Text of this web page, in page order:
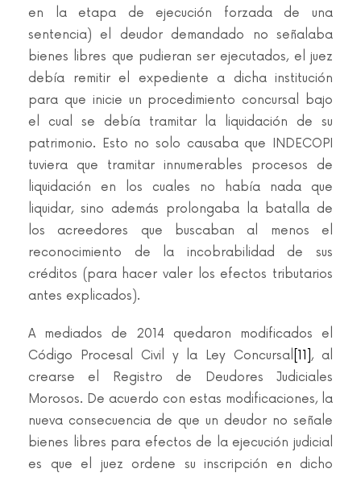
en la etapa de ejecución forzada de una
sentencia) el deudor demandado no señalaba
bienes libres que pudieran ser ejecutados, el juez
debía remitir el expediente a dicha institución
para que inicie un procedimiento concursal bajo
el cual se debía tramitar la liquidación de su
patrimonio. Esto no solo causaba que INDECOPI
tuviera que tramitar innumerables procesos de
liquidación en los cuales no había nada que
liquidar, sino además prolongaba la batalla de
los acreedores que buscaban al menos el
reconocimiento de la incobrabilidad de sus
créditos (para hacer valer los efectos tributarios
antes explicados).
A mediados de 2014 quedaron modificados el
Código Procesal Civil y la Ley Concursal [11] , al
crearse el Registro de Deudores Judiciales
Morosos. De acuerdo con estas modificaciones, la
nueva consecuencia de que un deudor no señale
bienes libres para efectos de la ejecución judicial
es que el juez ordene su inscripción en dicho